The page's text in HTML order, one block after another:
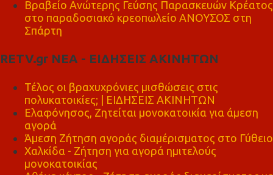
Βραβείο Ανώτερης Γεύσης Παρασκευών Κρέατος
στο παραδοσιακό κρεοπωλείο ΑΝΟΥΣΟΣ στη
Σπάρτη
RETV.gr ΝΕΑ - ΕΙΔΗΣΕΙΣ ΑΚΙΝΗΤΩΝ
Τέλος οι βραχυχρόνιες μισθώσεις στις
πολυκατοικίες; | ΕΙΔΗΣΕΙΣ ΑΚΙΝΗΤΩΝ
Ελαφόνησος, Ζητείται μονοκατοικία για άμεση
αγορά
Άμεση Ζήτηση αγοράς διαμέρισματος στο Γύθειο
Χαλκίδα - Ζήτηση για αγορά ημιτελούς
μονοκατοικίας